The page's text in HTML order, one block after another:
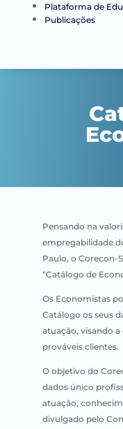
Plataforma de
Publicações
Pensando na
empregabilidade
Paulo, o Corecon-
“Catálogo de
Os Economistas
Catálogo os seus
atuação, visando
prováveis clientes.
O objetivo do
dados único
atuação,
divulgado pelo